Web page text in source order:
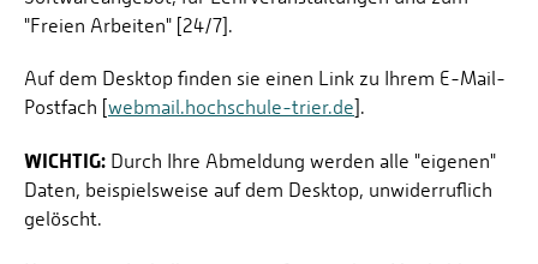
"Freien Arbeiten" [24/7].
Auf dem Desktop finden sie einen Link zu Ihrem E-Mail-
Postfach [ webmail.hochschule-trier.de ].
WICHTIG: Durch Ihre Abmeldung werden alle "eigenen"
Daten, beispielsweise auf dem Desktop, unwiderruflich
gelöscht.